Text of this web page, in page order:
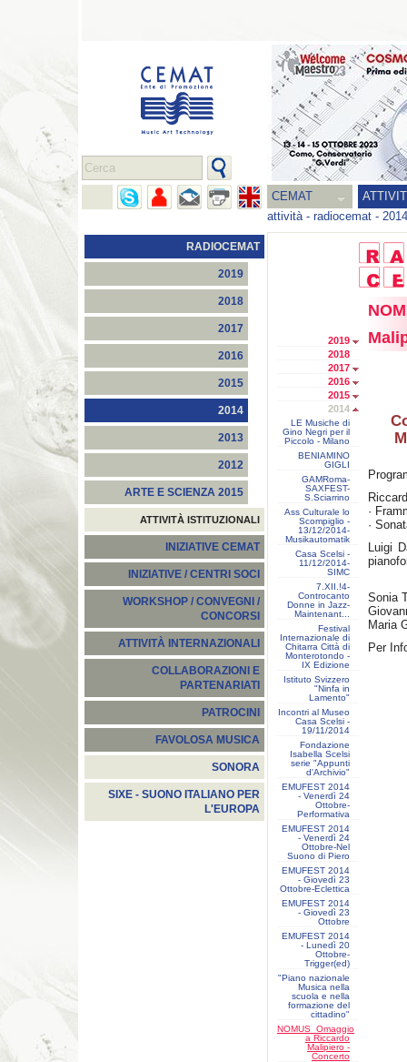
CEMAT
attività- radiocemat - 2014
RADIOCEMAT
2019
2018
2017
2016
2015
2014
2013
2012
ARTE E SCIENZA 2015
ATTIVITÀ ISTITUZIONALI
INIZIATIVE CEMAT
INIZIATIVE / CENTRI SOCI
WORKSHOP / CONVEGNI /
CONCORSI
ATTIVITÀ INTERNAZIONALI
COLLABORAZIONI E
PARTENARIATI
PATROCINI
FAVOLOSA MUSICA
SONORA
SIXE - SUONO ITALIANO PER
L'EUROPA
2019
2018
2017
2016
2015
2014
LE Musiche di
Gino Negri per il
Piccolo - Milano
BENIAMINO
GIGLI
GAMRoma-
SAXFEST-
S.Sciarrino
Ass Culturale lo
Scompiglio -
13/12/2014-
Musikautomatik
Casa Scelsi -
11/12/2014-
SIMC
7.XII.!4-
Controcanto
Donne in Jazz-
Maintenant...
Festival
Internazionale di
Chitarra Città di
Monterotondo -
IX Edizione
Istituto Svizzero
"Ninfa in
Lamento"
Incontri al Museo
Casa Scelsi -
19/11/2014
Fondazione
Isabella Scelsi
serie "Appunti
d'Archivio"
EMUFEST 2014
- Venerdì 24
Ottobre-
Performativa
EMUFEST 2014
- Venerdì 24
Ottobre-Nel
Suono di Piero
EMUFEST 2014
- Giovedì 23
Ottobre-Eclettica
EMUFEST 2014
- Giovedì 23
Ottobre
EMUFEST 2014
- Lunedì 20
Ottobre-
Trigger(ed)
"Piano nazionale
Musica nella
scuola e nella
formazione del
cittadino"
NOMUS_Omaggio
a Riccardo
Malipiero -
Concerto
·
·
Luigi
Sonia
Maria
Per